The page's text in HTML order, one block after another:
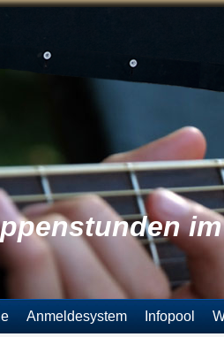
Anmeldesystem Infopool